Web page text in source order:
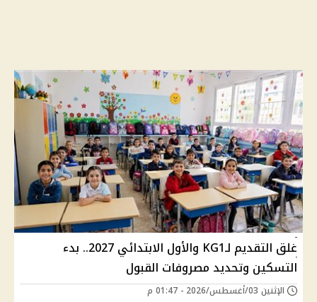
غلق التقديم لـKG1 والأول الابتدائي 2027.. بدء
التسكين وتحديد مصروفات القبول
الإثنين 03/أغسطس/2026 - 01:47 م